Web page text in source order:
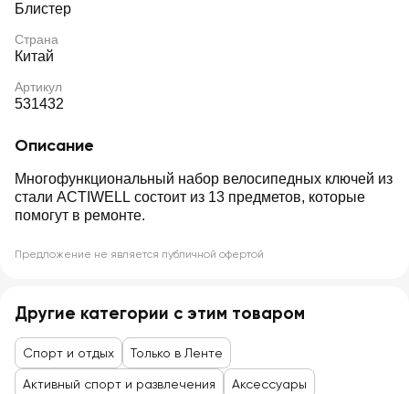
Блистер
Страна
Китай
Артикул
531432
Описание
Многофункциональный набор велосипедных ключей из
стали ACTIWELL состоит из 13 предметов, которые
помогут в ремонте.
Предложение не является публичной офертой
Другие категории с этим товаром
Спорт и отдых Только в Ленте
Активный спорт и развлечения Аксессуары